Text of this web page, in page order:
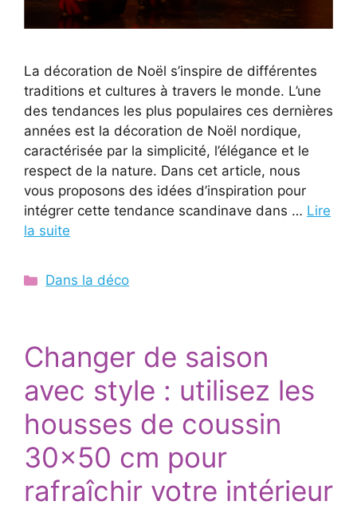
La décoration de Noël s’inspire de différentes
traditions et cultures à travers le monde. L’une
des tendances les plus populaires ces dernières
années est la décoration de Noël nordique,
caractérisée par la simplicité, l’élégance et le
respect de la nature. Dans cet article, nous
vous proposons des idées d’inspiration pour
intégrer cette tendance scandinave dans … Lire
la suite
Catégories
Dans la déco
Changer de saison
avec style : utilisez les
housses de coussin
30×50 cm pour
rafraîchir votre intérieur